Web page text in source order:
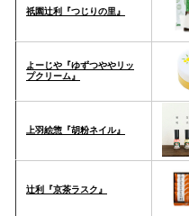
祇園辻利『つじりの里』
よーじや『ゆずつややリッ
プクリーム』
上羽絵惣『胡粉ネイル』
辻利『京茶ラスク』